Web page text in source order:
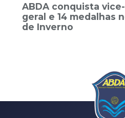
ABDA conquista
geral e 14 medalhas
de Inverno